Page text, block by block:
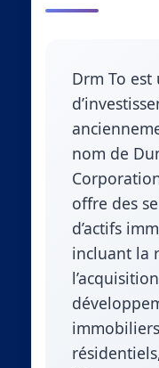
Drm To est
nom de
offre des
d’actifs
incluant la